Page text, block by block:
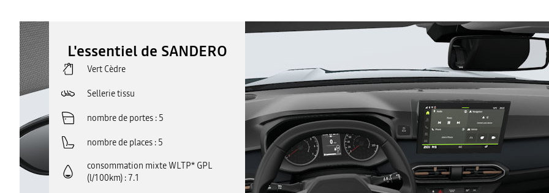
L'essentiel de SANDERO
Vert Cèdre
Sellerie tissu
nombre de portes 5
nombre de places 5
consommation mixte WLTP* GPL
(l/100km) 7.1